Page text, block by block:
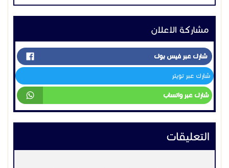
مشاركة الاعلان
شارك عبر فيس بوك
شارك عبر تويتر
شارك عبر واتساب
التعليقات